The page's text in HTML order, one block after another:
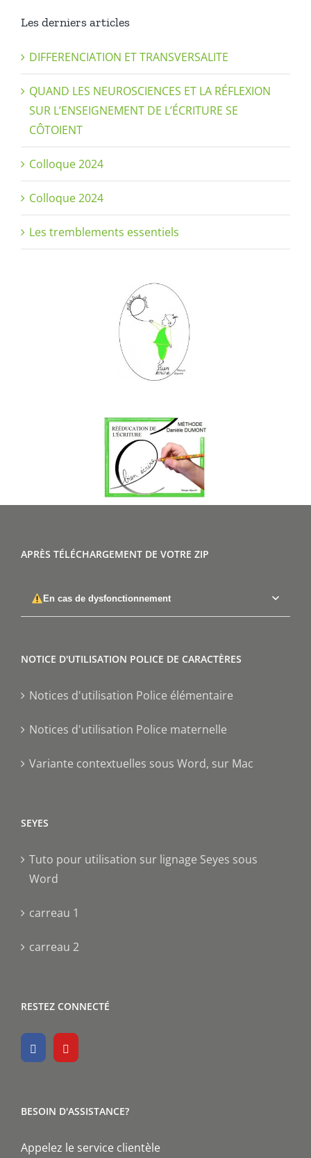
Les derniers articles
DIFFERENCIATION ET TRANSVERSALITE
QUAND LES NEUROSCIENCES ET LA RÉFLEXION
SUR L’ENSEIGNEMENT DE L’ÉCRITURE SE
CÔTOIENT
Colloque 2024
Colloque 2024
Les tremblements essentiels
APRÈS TÉLÉCHARGEMENT DE VOTRE ZIP
En cas de dysfonctionnement
NOTICE D'UTILISATION POLICE DE CARACTÈRES
Notices d'utilisation Police élémentaire
Notices d'utilisation Police maternelle
Variante contextuelles sous Word, sur Mac
SEYES
Tuto pour utilisation sur lignage Seyes sous
Word
carreau 1
carreau 2
RESTEZ CONNECTÉ
BESOIN D'ASSISTANCE?
Appelez le service clientèle